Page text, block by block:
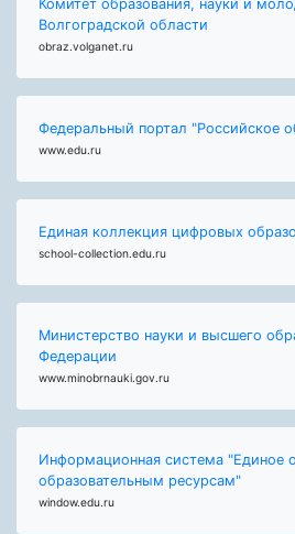
Комитет образования, науки и
Волгоградской области
obraz.volganet.ru
Федеральный портал "Российское
www.edu.ru
Единая коллекция цифровых
school-collection.edu.ru
Министерство науки и высшего
Федерации
www.minobrnauki.gov.ru
Информационная система "Единое
образовательным ресурсам"
window.edu.ru